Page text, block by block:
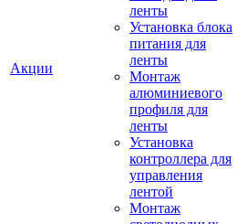
Акции
ленты
Установка блока
питания для
ленты
Монтаж
алюминиевого
профиля для
ленты
Установка
контроллера для
управления
лентой
Монтаж